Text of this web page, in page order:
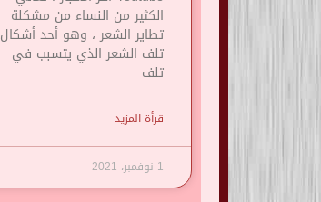
الكثير من النساء من مشكلة
تطاير الشعر ، وهو أحد أشكال
تلف الشعر الذي يتسبب في
تلف
قرأة المزيد
1 نوفمبر، 2021